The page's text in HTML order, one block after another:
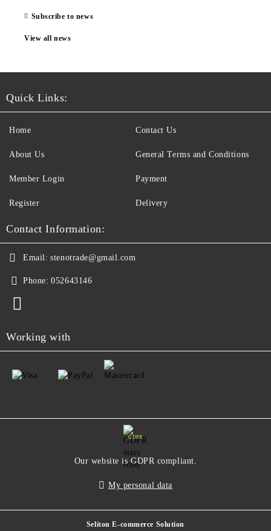
Subscribe to news
View all news
Quick Links:
Home
About Us
Member Login
Register
Contact Us
General Terms and Conditions
Payment
Delivery
Contact Information:
Email: stenotrade@gmail.com
Phone: 052643146
Working with
GDPR
Our website is GDPR compliant.
My personal data
Seliton E-commerce Solution